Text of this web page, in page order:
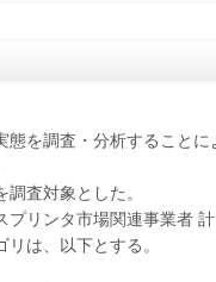
態を調査・分析すること
調査対象とした。
プリンタ市場関連事業者
リは、以下とする。